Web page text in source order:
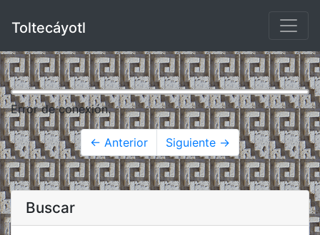
Toltecáyotl
Error de conexión.
← Anterior Siguiente →
Buscar